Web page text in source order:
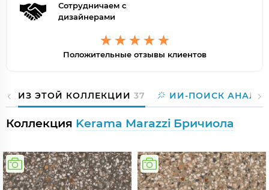
Сотрудничаем с
дизайнерами
Положительные отзывы клиентов
ИЗ ЭТОЙ КОЛЛЕКЦИИ 37 ИИ-ПОИСК
Коллекция Kerama Marazzi Бричиола